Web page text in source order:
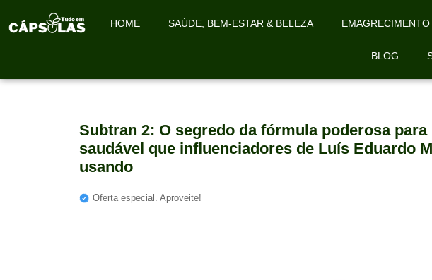
HOME SAÚDE, BEM-ESTAR & BELEZA EMAGRECIMENTO
BLOG
Subtran 2: O segredo da fórmula poderosa
saudável que influenciadores de Luís Eduardo
usando
Oferta especial. Aproveite!